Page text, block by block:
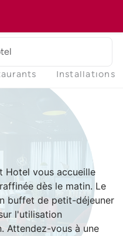
Installations
Hotel vous accueille
dès le matin. Le
buffet de petit-déjeuner
l'utilisation
Attendez-vous à une